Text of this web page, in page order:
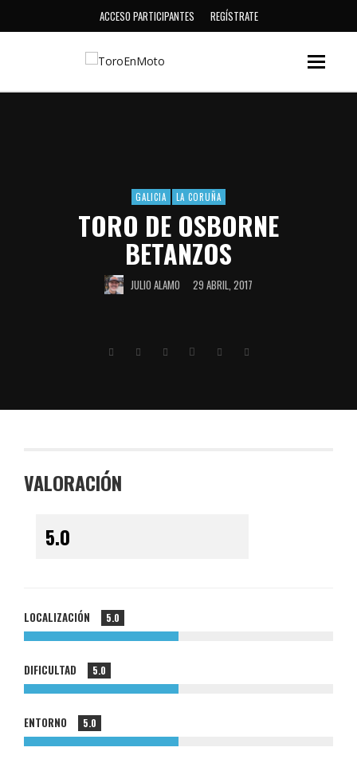
ACCESO PARTICIPANTES REGÍSTRATE
GALICIA LA CORUÑA
TORO DE OSBORNE
BETANZOS
JULIO ALAMO 29 ABRIL, 2017
VALORACIÓN
LOCALIZACIÓN 5.0
DIFICULTAD 5.0
ENTORNO 5.0